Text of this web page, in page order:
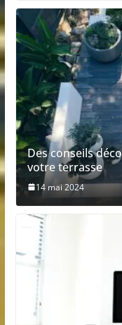
Des conseils
votre terrasse
14 mai 2024